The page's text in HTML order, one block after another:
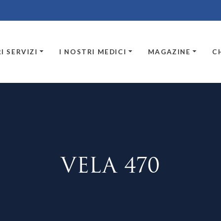
SERVIZI I NOSTRI MEDICI MAGAZINE
VELA 470